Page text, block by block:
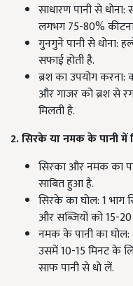
साधारण पानी से
लगभग 75-80%
गुनगुने पानी से धोना:
सफाई होती है.
ब्रश का उपयोग करना:
और गाजर को ब्रश से
मिलती है.
2. सिरके या नमक के पानी में
सिरका और नमक का
साबित हुआ है.
सिरके का घोल: 1 भाग
और सब्जियों को 15-
नमक के पानी का घोल:
उसमें 10-15 मिनट के
साफ पानी से धो लें.